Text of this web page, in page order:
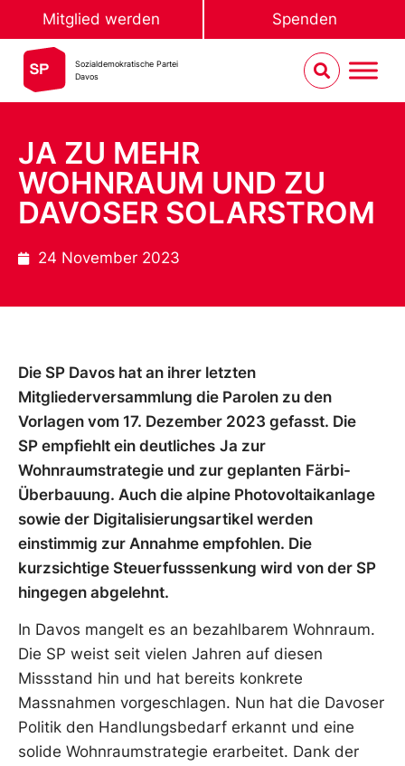
Mitglied werden Spenden
Sozialdemokratische Partei
Davos
JA ZU MEHR
WOHNRAUM UND ZU
DAVOSER SOLARSTROM
24 November 2023
Die SP Davos hat an ihrer letzten
Mitgliederversammlung die Parolen zu den
Vorlagen vom 17. Dezember 2023 gefasst. Die
SP empfiehlt ein deutliches Ja zur
Wohnraumstrategie und zur geplanten Färbi-
Überbauung. Auch die alpine Photovoltaikanlage
sowie der Digitalisierungsartikel werden
einstimmig zur Annahme empfohlen. Die
kurzsichtige Steuerfusssenkung wird von der SP
hingegen abgelehnt.
In Davos mangelt es an bezahlbarem Wohnraum.
Die SP weist seit vielen Jahren auf diesen
Missstand hin und hat bereits konkrete
Massnahmen vorgeschlagen. Nun hat die Davoser
Politik den Handlungsbedarf erkannt und eine
solide Wohnraumstrategie erarbeitet. Dank der